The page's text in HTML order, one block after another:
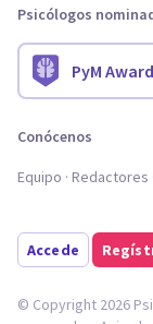
Psicólogos
PyM
Conócenos
Equipo Redactores
Accede
© Copyright 2026